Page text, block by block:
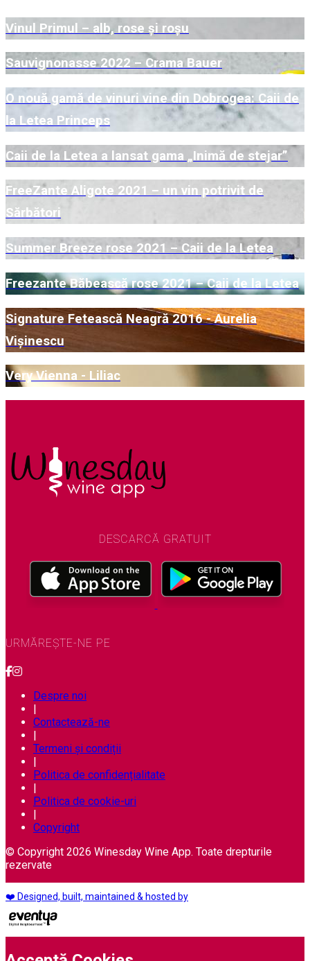
Vinul Primul – alb, rose și roșu
Sauvignonasse 2022 – Crama Bauer
O nouă gamă de vinuri vine din Dobrogea: Caii de
la Letea Princeps
Caii de la Letea a lansat gama „Inimă de stejar”
FreeZante Aligote 2021 – un vin potrivit de
Sărbători
Summer Breeze rose 2021 – Caii de la Letea
Freezante Băbească rose 2021 – Caii de la Letea
Signature Fetească Neagră 2016 - Aurelia
Vișinescu
Very Vienna - Liliac
DESCARCĂ GRATUIT
URMĂREȘTE-NE PE
Despre noi
|
Contactează-ne
|
Termeni și condiții
|
Politica de confidențialitate
|
Politica de cookie-uri
|
Copyright
© Copyright 2026 Winesday Wine App. Toate drepturile
rezervate
❤️ Designed, built, maintained & hosted by